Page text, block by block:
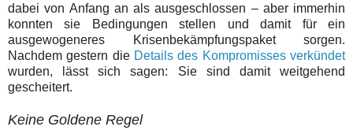
dabei von Anfang an als ausgeschlossen – aber immerhin
konnten sie Bedingungen stellen und damit für ein
ausgewogeneres Krisenbekämpfungspaket sorgen.
Nachdem gestern die Details des Kompromisses verkündet
wurden, lässt sich sagen: Sie sind damit weitgehend
gescheitert.
Keine Goldene Regel